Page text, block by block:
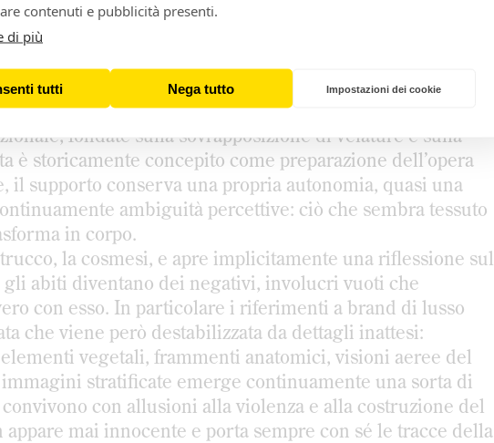
Museion, Bolzano. © Evelyn Taocheng Wang, 2026. Courtesy
Foto di Luca Guadagnini
entrate nella prossima stanza». Qui l’artista si
vetrine custodiscono dipinti in seta che, a distanza,
dei pigmenti minerali, applicati senza bianco,
fondate sulla sovrapposizione di velature e sulla
è storicamente concepito come preparazione dell’opera
supporto conserva una propria autonomia, quasi una
ambiguità percettive: ciò che sembra tessuto
in corpo.
la cosmesi, e apre implicitamente una riflessione sul
abiti diventano dei negativi, involucri vuoti che
con esso. In particolare i riferimenti a brand di lusso
che viene però destabilizzata da dettagli inattesi:
vegetali, frammenti anatomici, visioni aeree del
stratificate emerge continuamente una sorta di
con allusioni alla violenza e alla costruzione del
mai innocente e porta sempre con sé le tracce della
contenuti e pubblicità presenti.
di più
tutti Nega tutto Impostazioni dei cookie